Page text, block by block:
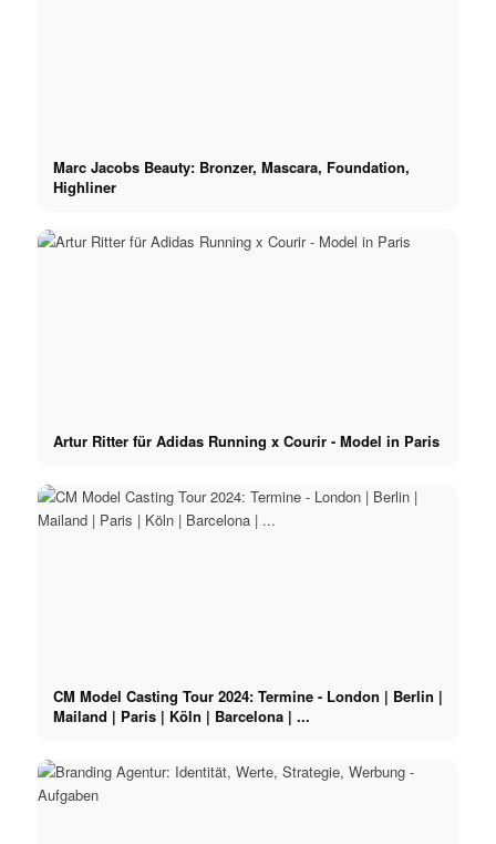
Marc Jacobs Beauty: Bronzer, Mascara, Foundation,
Highliner
Artur Ritter für Adidas Running x Courir - Model in Paris
CM Model Casting Tour 2024: Termine - London | Berlin |
Mailand | Paris | Köln | Barcelona | ...